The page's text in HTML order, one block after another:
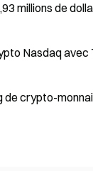
millions de
Nasdaq avec
de crypto-